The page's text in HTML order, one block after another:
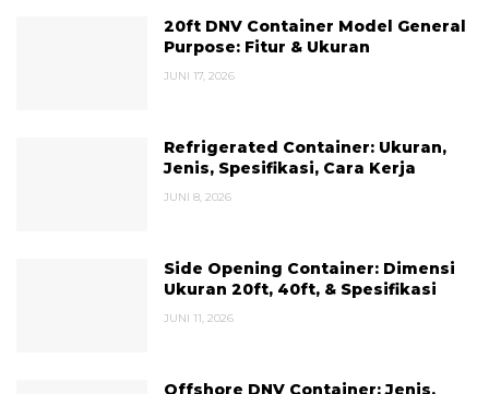
20ft DNV Container Model General
Purpose: Fitur & Ukuran
JUNI 17, 2026
Refrigerated Container: Ukuran,
Jenis, Spesifikasi, Cara Kerja
JUNI 8, 2026
Side Opening Container: Dimensi
Ukuran 20ft, 40ft, & Spesifikasi
JUNI 11, 2026
Offshore DNV Container: Jenis,